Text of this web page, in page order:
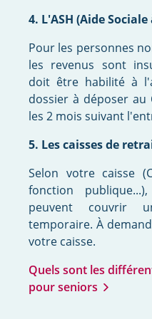
4. L'ASH (Aide
Pour les personnes
les revenus sont
doit être habilité à
dossier à déposer au
les 2 mois suivant
5. Les caisses de
Selon votre caisse
fonction
peuvent couvrir
temporaire. À
votre caisse.
Quels sont les
pour seniors